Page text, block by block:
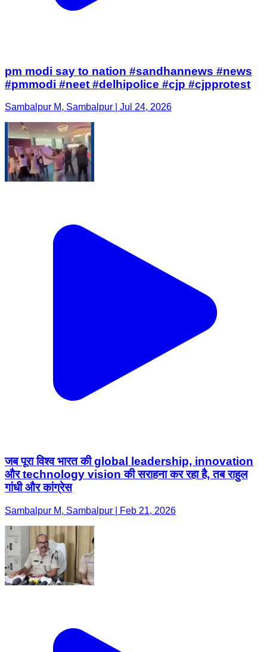
pm modi say to nation #sandhannews #news
#pmmodi #neet #delhipolice #cjp #cjpprotest
Sambalpur M, Sambalpur | Jul 24, 2026
जब पूरा विश्व भारत की global leadership, innovation
और technology vision की सराहना कर रहा है, तब राहुल
गांधी और कांग्रेस
Sambalpur M, Sambalpur | Feb 21, 2026